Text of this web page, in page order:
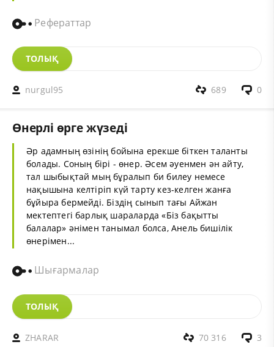
Рефераттар
ТОЛЫҚ
nurgul95 0
689
Өнерлі өрге жүзеді
Әр адамның өзінің бойына ерекше біткен таланты
болады. Соның бірі - өнер. Әсем әуенмен ән айту,
тал шыбықтай мың бұралып би билеу немесе
нақышына келтіріп күй тарту кез-келген жанға
бұйыра бермейді. Біздің сынып тағы Айжан
мектептегі барлық шараларда «Біз бақытты
балалар» әнімен танымал болса, Анель бишілік
өнерімен...
Шығармалар
ТОЛЫҚ
ZHARAR 3
70 316